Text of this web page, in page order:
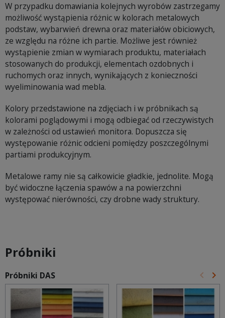
W przypadku domawiania kolejnych wyrobów zastrzegamy
możliwość wystąpienia różnic w kolorach metalowych
podstaw, wybarwień drewna oraz materiałów obiciowych,
ze względu na różne ich partie. Możliwe jest również
wystąpienie zmian w wymiarach produktu, materiałach
stosowanych do produkcji, elementach ozdobnych i
ruchomych oraz innych, wynikających z konieczności
wyeliminowania wad mebla.
Kolory przedstawione na zdjęciach i w próbnikach są
kolorami poglądowymi i mogą odbiegać od rzeczywistych
w zależności od ustawień monitora. Dopuszcza się
występowanie różnic odcieni pomiędzy poszczególnymi
partiami produkcyjnym.
Metalowe ramy nie są całkowicie gładkie, jednolite. Mogą
być widoczne łączenia spawów a na powierzchni
występować nierówności, czy drobne wady struktury.
Próbniki
Próbniki DAS keyboard_arrow_left keyboard_arrow_right